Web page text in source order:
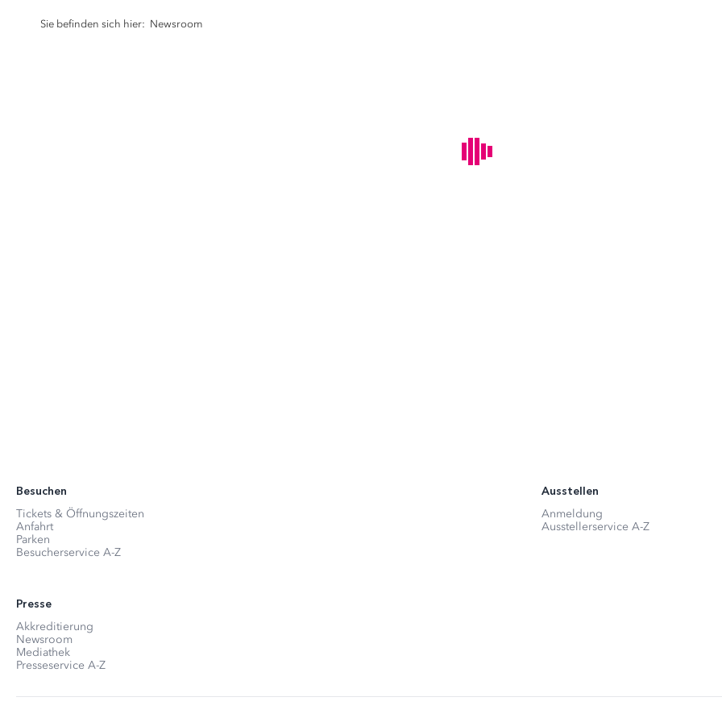
Sie befinden sich hier: Newsroom
Besuchen
Tickets & Öffnungszeiten
Anfahrt
Parken
Besucherservice A-Z
Ausstellen
Anmeldung
Ausstellerservice A-Z
Presse
Akkreditierung
Newsroom
Mediathek
Presseservice A-Z